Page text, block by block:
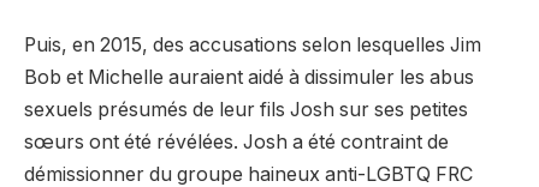
Puis, en 2015, des accusations selon lesquelles Jim
Bob et Michelle auraient aidé à dissimuler les abus
sexuels présumés de leur fils Josh sur ses petites
sœurs ont été révélées. Josh a été contraint de
démissionner du groupe haineux anti-LGBTQ FRC